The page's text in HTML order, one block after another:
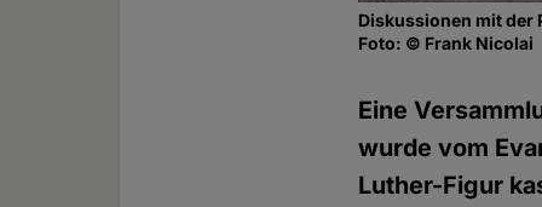
Diskussionen mit der
Foto: © Frank Nicolai
Eine
wurde vom
Luther-Figur